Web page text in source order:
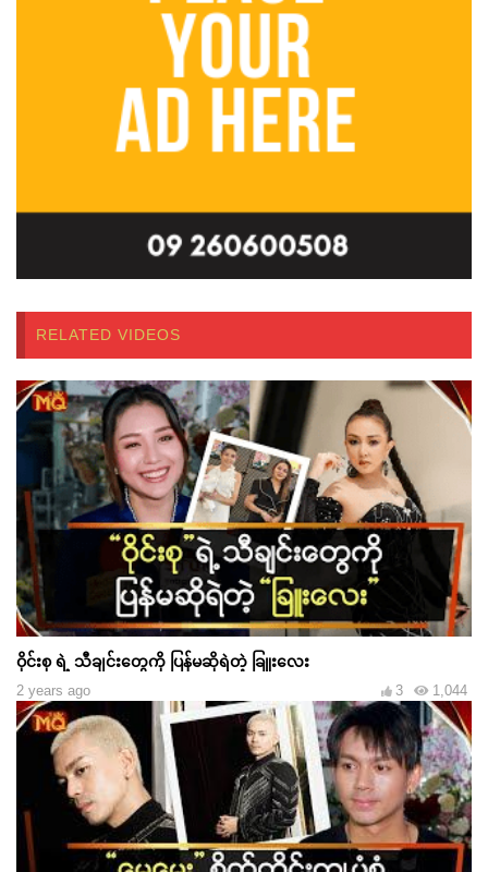
RELATED VIDEOS
ဝိုင်းစု ရဲ့ သီချင်းတွေကို ပြန်မဆိုရဲတဲ့ ခြူးလေး
2 years ago 1,044
3